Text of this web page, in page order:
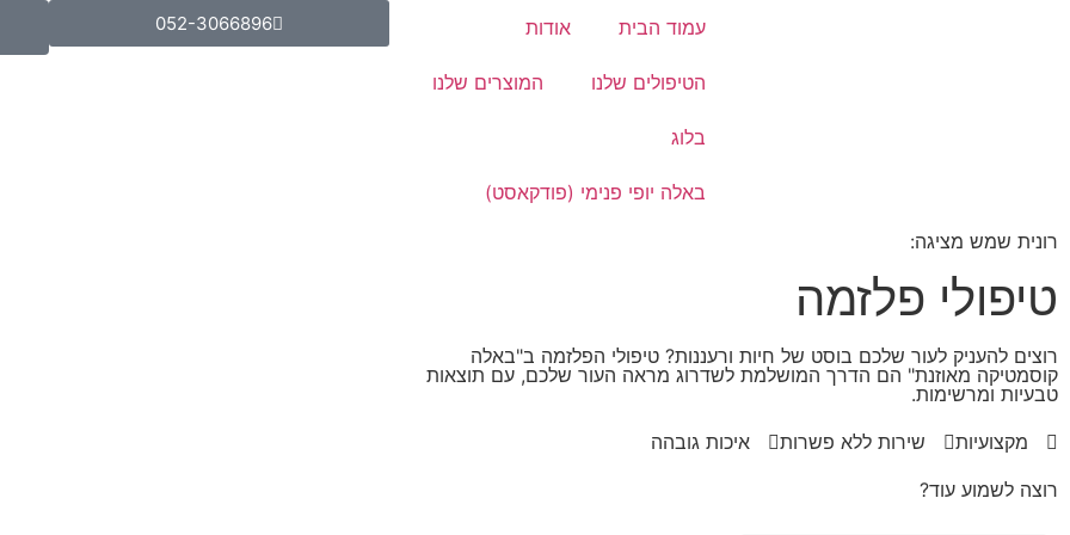
עמוד הבית אודות
הטיפולים שלנו המוצרים שלנו
בלוג
באלה יופי פנימי (פודקאסט)
052-3066896
רונית שמש מציגה:
טיפולי פלזמה
רוצים להעניק לעור שלכם בוסט של חיות ורעננות? טיפולי הפלזמה ב"באלה
קוסמטיקה מאוזנת" הם הדרך המושלמת לשדרוג מראה העור שלכם, עם תוצאות
טבעיות ומרשימות.
מקצועיות
שירות ללא פשרות
איכות גובהה
רוצה לשמוע עוד?